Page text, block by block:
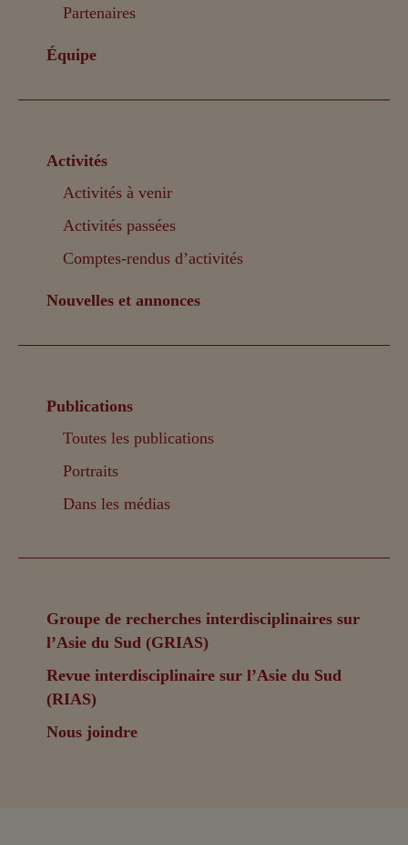
Partenaires
Équipe
Activités
Activités à venir
Activités passées
Comptes-rendus d’activités
Nouvelles et annonces
Publications
Toutes les publications
Portraits
Dans les médias
Groupe de recherches interdisciplinaires sur
l’Asie du Sud (GRIAS)
Revue interdisciplinaire sur l’Asie du Sud
(RIAS)
Nous joindre